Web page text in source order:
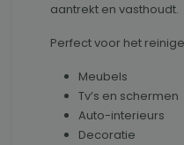
aantrekt en vasthoudt.
Perfect voor het
Meubels
Tv’s en schermen
Auto-interieurs
Decoratie